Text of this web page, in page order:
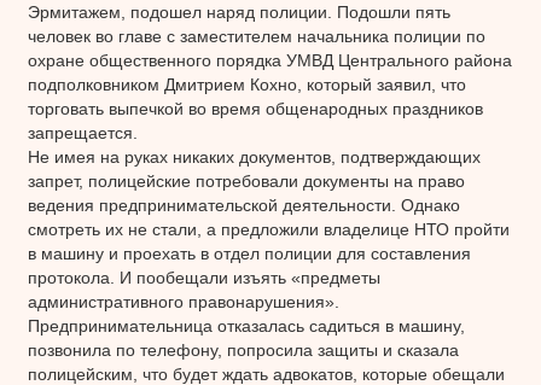
Эрмитажем, подошел наряд полиции. Подошли пять
человек во главе с заместителем начальника полиции по
охране общественного порядка УМВД Центрального района
подполковником Дмитрием Кохно, который заявил, что
торговать выпечкой во время общенародных праздников
запрещается.
Не имея на руках никаких документов, подтверждающих
запрет, полицейские потребовали документы на право
ведения предпринимательской деятельности. Однако
смотреть их не стали, а предложили владелице НТО пройти
в машину и проехать в отдел полиции для составления
протокола. И пообещали изъять «предметы
административного правонарушения».
Предпринимательница отказалась садиться в машину,
позвонила по телефону, попросила защиты и сказала
полицейским, что будет ждать адвокатов, которые обещали